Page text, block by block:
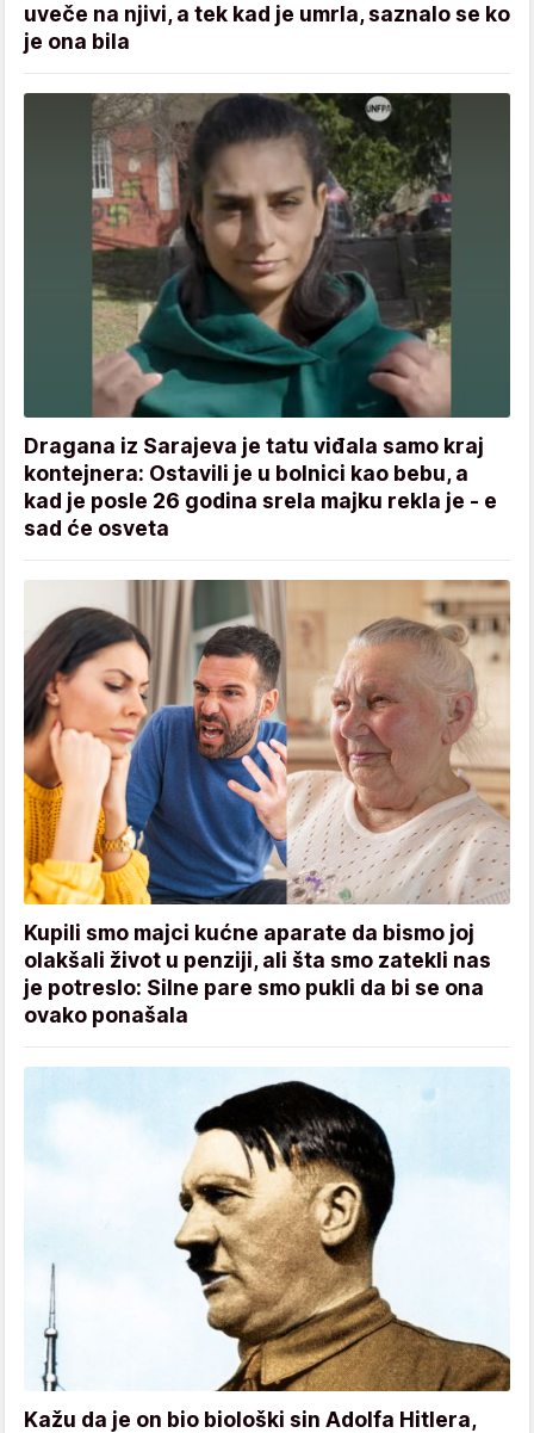
uveče na njivi, a tek kad je umrla, saznalo se ko
je ona bila
Dragana iz Sarajeva je tatu viđala samo kraj
kontejnera: Ostavili je u bolnici kao bebu, a
kad je posle 26 godina srela majku rekla je - e
sad će osveta
Kupili smo majci kućne aparate da bismo joj
olakšali život u penziji, ali šta smo zatekli nas
je potreslo: Silne pare smo pukli da bi se ona
ovako ponašala
Kažu da je on bio biološki sin Adolfa Hitlera,